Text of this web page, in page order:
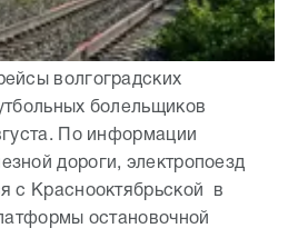
волгоградских
болельщиков
По информации
дороги, электропоезд
с Краснооктябрьской в
остановочной